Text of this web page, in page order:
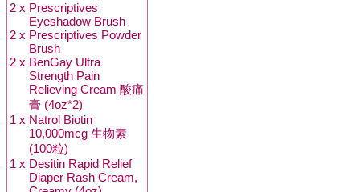
2 x Prescriptives
Eyeshadow Brush
2 x Prescriptives Powder
Brush
2 x BenGay Ultra
Strength Pain
Relieving Cream 酸痛
膏 (4oz*2)
1 x Natrol Biotin
10,000mcg 生物素
(100粒)
1 x Desitin Rapid Relief
Diaper Rash Cream,